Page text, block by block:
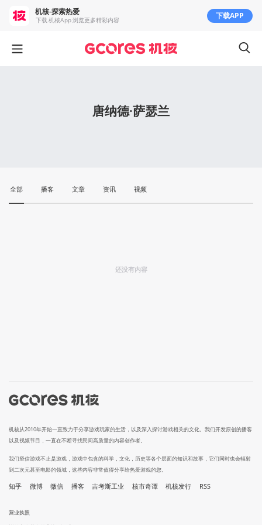
唐纳德·萨瑟兰
全部 播客 文章 资讯 视频
还没有内容
机核从2010年开始一直致力于分享游戏玩家的生活，以及深入探讨游戏相关的文化。我们开发原创的播客
以及视频节目，一直在不断寻找民间高质量的内容创作者。
我们坚信游戏不止是游戏，游戏中包含的科学，文化，历史等各个层面的知识和故事，它们同时也会辐射
到二次元甚至电影的领域，这些内容非常值得分享给热爱游戏的您。
知乎 微博 微信 播客 吉考斯工业 核市奇谭 机核发行 RSS
营业执照
机核-探索热爱
下载 机核App 浏览更多精彩内容 下载APP